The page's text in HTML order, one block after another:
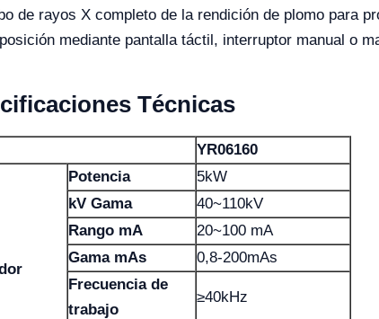
de rayos X completo de la rendición de plomo para
mediante pantalla táctil, interruptor manual o
Técnicas
YR06160
Potencia
5kW
kV Gama
40~110kV
Rango mA
20~100 mA
Gama mAs
0,8-200mAs
Frecuencia de
trabajo
≥40kHz